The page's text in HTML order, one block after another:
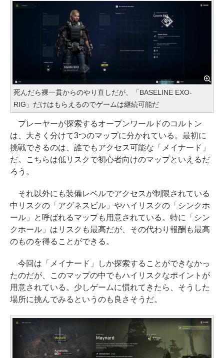
死んだら裸一貫からのやり直しだが、「BASELINE EXO-
RIG」だけはもらえるのでゲームは継続可能だ
プレーヤーが探索するオープンワールドのコルトン
は、大きく分けて3つのマップに分かれている。最初に
挑戦できるのは、誰でもアクセス可能な「メイナード」
だ。こちらは低リスクで初心者向けのマップといえるだ
ろう。
それ以外にも装備レベルでアクセスが制限されている
中リスクの「アグネスビル」やハイリスクの「シンクホ
ール」と呼ばれるマップも用意されている。特に「シン
クホール」はリスクも最高だが、その代わり報酬も最高
のものを得ることができる。
今回は「メイナード」しか探索することができなかっ
たのだが、このマップの中でもハイリスクなポイントが
用意されている。少しゲームに慣れてきたら、そうした
場所に挑んでみるというのも良さそうだ。